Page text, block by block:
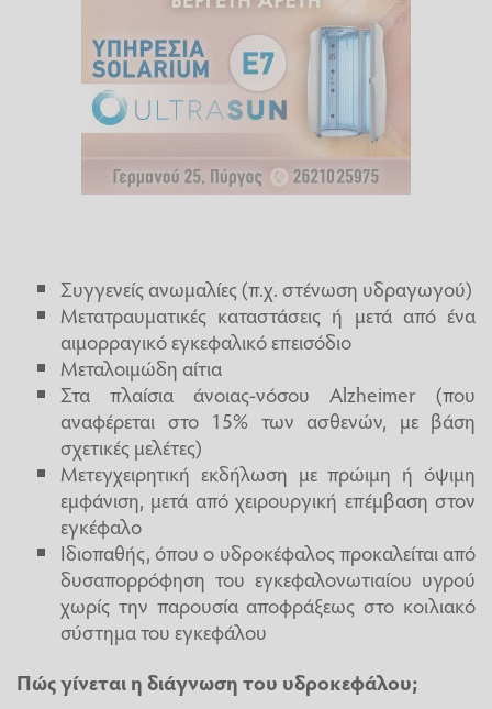
Συγγενείς ανωμαλίες (π.χ. στένωση υδραγωγού)
Μετατραυματικές καταστάσεις ή μετά από ένα
αιμορραγικό εγκεφαλικό επεισόδιο
Μεταλοιμώδη αίτια
Στα πλαίσια άνοιας-νόσου Alzheimer (που
αναφέρεται στο 15% των ασθενών, με βάση
σχετικές μελέτες)
Μετεγχειρητική εκδήλωση με πρώιμη ή όψιμη
εμφάνιση, μετά από χειρουργική επέμβαση στον
εγκέφαλο
Ιδιοπαθής, όπου ο υδροκέφαλος προκαλείται από
δυσαπορρόφηση του εγκεφαλονωτιαίου υγρού
χωρίς την παρουσία αποφράξεως στο κοιλιακό
σύστημα του εγκεφάλου
Πώς γίνεται η διάγνωση του υδροκεφάλου;